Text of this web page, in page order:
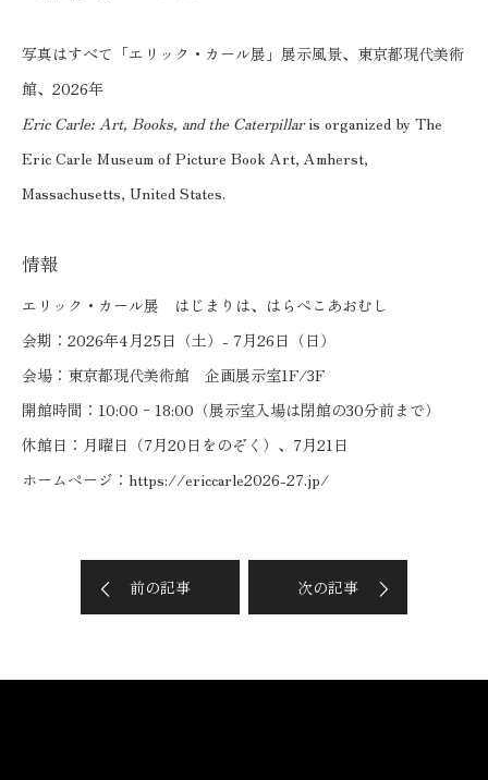
写真はすべて「エリック・カール展」展示風景、東京都現代美術
館、2026年
Eric Carle: Art, Books, and the Caterpillaris organized by The
Eric Carle Museum of Picture Book Art, Amherst,
Massachusetts, United States.
情報
エリック・カール展 はじまりは、はらぺこあおむし
会期：2026年4月25日（土）- 7月26日（日）
会場：東京都現代美術館 企画展示室1F/3F
開館時間：10:00 ｰ 18:00（展示室入場は閉館の30分前まで）
休館日：月曜日（7月20日をのぞく）、7月21日
ホームページ： https://ericcarle2026-27.jp/
前の記事 次の記事